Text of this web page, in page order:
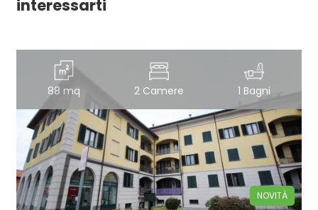
interessarti
88 mq 2 Camere 1 Bagni
NOVITÀ